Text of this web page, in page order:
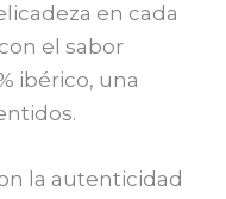
en cada
el sabor
ibérico, una
la autenticidad